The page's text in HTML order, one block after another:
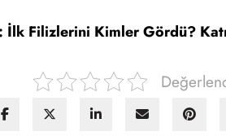
İlk Filizlerini Kimler Gördü?